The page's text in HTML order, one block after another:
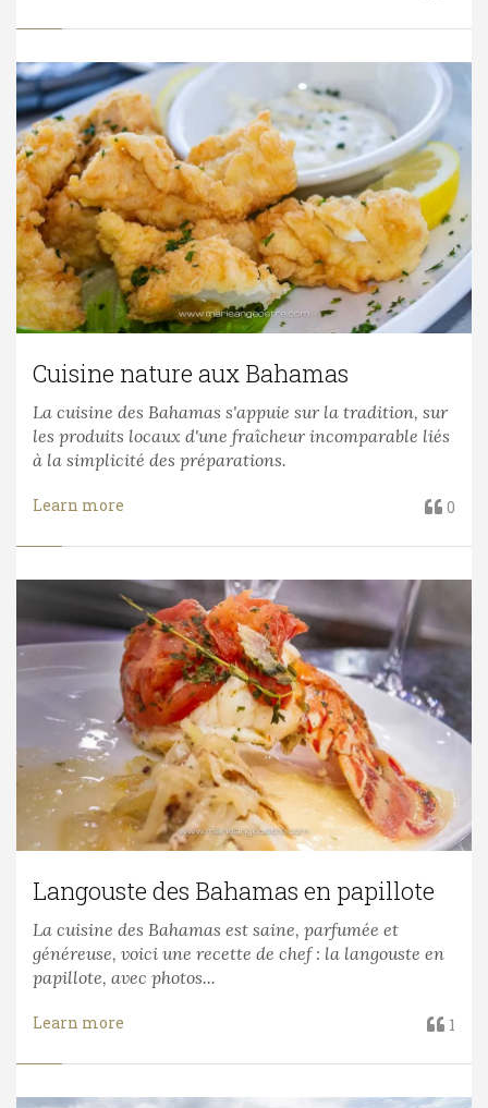
Cuisine nature aux Bahamas
La cuisine des Bahamas s'appuie sur la tradition, sur
les produits locaux d'une fraîcheur incomparable liés
à la simplicité des préparations.
Learn more 0
Langouste des Bahamas en papillote
La cuisine des Bahamas est saine, parfumée et
généreuse, voici une recette de chef : la langouste en
papillote, avec photos...
Learn more 1